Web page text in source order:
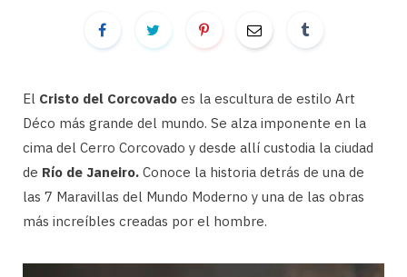
El Cristo del Corcovado es la escultura de estilo Art
Déco más grande del mundo. Se alza imponente en la
cima del Cerro Corcovado y desde allí custodia la ciudad
de Río de Janeiro. Conoce la historia detrás de una de
las 7 Maravillas del Mundo Moderno y una de las obras
más increíbles creadas por el hombre.